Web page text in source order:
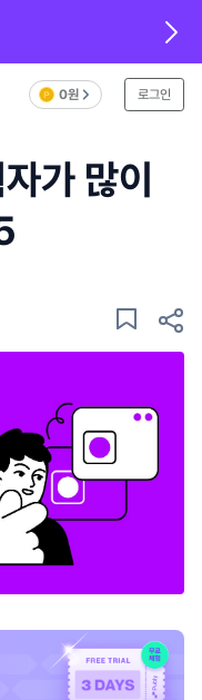
0원 로그인
가 많이